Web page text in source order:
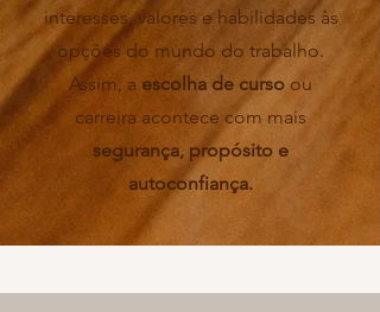
interesses, valores e habilidades às
opções do mundo do trabalho.
Assim, a escolha de curso ou
carreira acontece com mais
segurança, propósito e
autoconfiança.